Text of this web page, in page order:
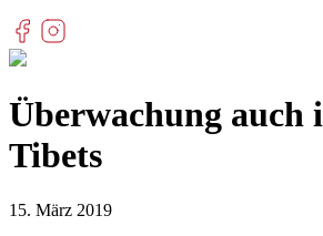
Überwachung auch
Tibets
15. März 2019